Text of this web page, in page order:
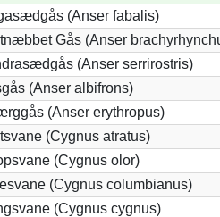
(Anser fabalis)
Gås (Anser
(Anser serrirostris)
(Anser albifrons)
(Anser erythropus)
(Cygnus atratus)
(Cygnus olor)
(Cygnus columbianus)
(Cygnus cygnus)